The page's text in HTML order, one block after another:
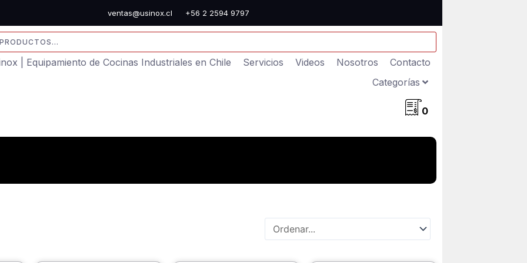
ventas@usinox.cl +56 2 2594 9797
| Equipamiento de Cocinas Industriales en Chile
Servicios Videos Nosotros
Contacto
Categorías
0